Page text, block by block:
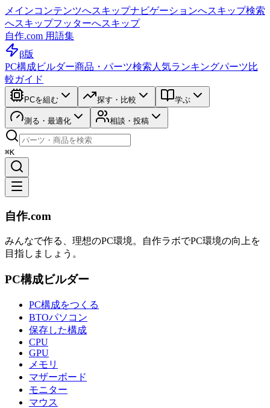
メインコンテンツへスキップナビゲーションへスキップ検索
へスキップフッターへスキップ
自作.com 用語集
β版
PC構成ビルダー商品・パーツ検索 人気ランキングパーツ比
較ガイド
PCを組む 探す・比較 学ぶ
測る・最適化 相談・投稿
⌘K
自作.com
みんなで作る、理想のPC環境。 自作ラボでPC環境の向上を
目指しましょう。
PC構成ビルダー
PC構成をつくる
BTOパソコン
保存した構成
CPU
GPU
メモリ
マザーボード
モニター
マウス